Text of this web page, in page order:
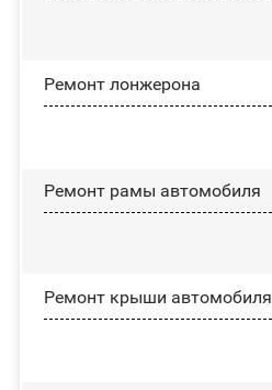
Ремонт лонжерона
Ремонт рамы автомобиля
Ремонт крыши автомобиля